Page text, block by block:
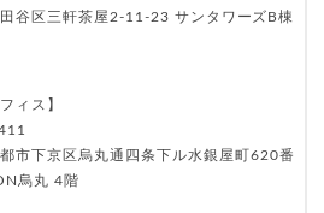
谷区三軒茶屋2-11-23 サンタワーズB棟
ィス】
市下京区烏丸通四条下ル水銀屋町620番
烏丸 4階